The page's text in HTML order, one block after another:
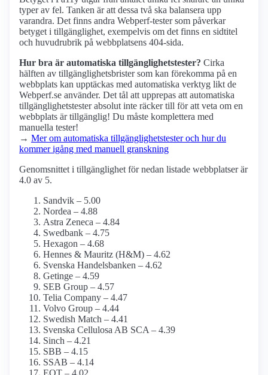
typer av fel. Tanken är att dessa två ska balansera upp
varandra. Det finns andra Webperf-tester som påverkar
betyget i tillgänglighet, exempelvis om det finns en sidtitel
och huvudrubrik på webbplatsens 404-sida.
Hur bra är automatiska tillgänglighets­tester? Cirka
hälften av tillgänglighets­brister som kan förekomma på en
webbplats kan upptäckas med automatiska verktyg likt de
Webperf.se använder. Det tål att upprepas att automatiska
tillgänglighets­tester absolut inte räcker till för att veta om en
webbplats är tillgänglig! Du måste komplettera med
manuella tester!
→ Mer om automatiska tillgänglighets­tester och hur du
kommer igång med manuell granskning
Genomsnittet i tillgänglighet för nedan listade webbplatser är
4.0 av 5.
Sandvik – 5.00
Nordea – 4.88
Astra Zeneca – 4.84
Swedbank – 4.75
Hexagon – 4.68
Hennes & Mauritz (H&M) – 4.62
Svenska Handelsbanken – 4.62
Getinge – 4.59
SEB Group – 4.57
Telia Company – 4.47
Volvo Group – 4.44
Swedish Match – 4.41
Svenska Cellulosa AB SCA – 4.39
Sinch – 4.21
SBB – 4.15
SSAB – 4.14